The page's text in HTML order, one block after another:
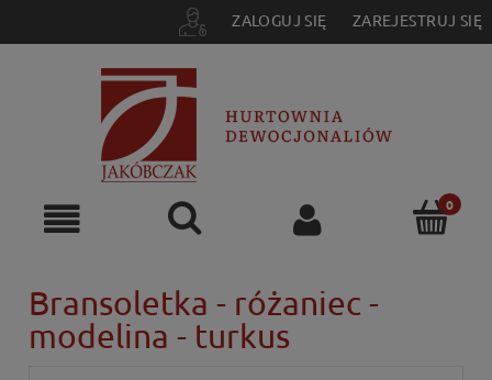
ZALOGUJ SIĘ ZAREJESTRUJ SIĘ
Bransoletka - różaniec -
modelina - turkus